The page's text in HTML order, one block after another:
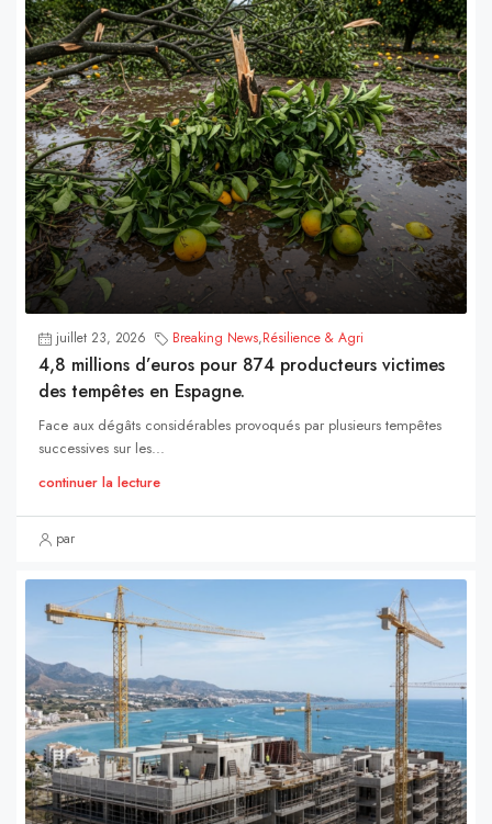
juillet 23, 2026 Breaking News,Résilience & Agri
4,8 millions d’euros pour 874 producteurs victimes
des tempêtes en Espagne.
Face aux dégâts considérables provoqués par plusieurs tempêtes
successives sur les...
continuer la lecture
par